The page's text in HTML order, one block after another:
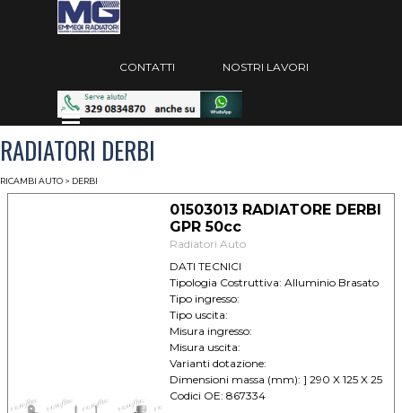
Vai ai contenuti
Salta menù
CONTATTI NOSTRI LAVORI
Salta menù
RADIATORI DERBI
RICAMBI AUTO > DERBI
01503013 RADIATORE DERBI
GPR 50cc
Radiatori Auto
DATI TECNICI
Tipologia Costruttiva: Alluminio Brasato
Tipo ingresso:
Tipo uscita:
Misura ingresso:
Misura uscita:
Varianti dotazione:
Dimensioni massa (mm): ] 290 X 125 X 25
Codici OE: 867334